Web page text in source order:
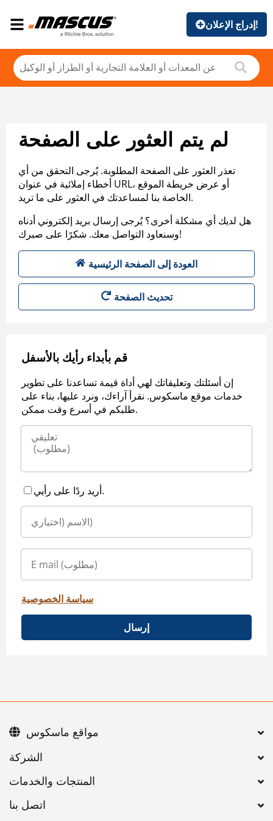
إدراج الإعلان!
لم يتم العثور على الصفحة
تعذر العثور على الصفحة المطلوبة. يُرجى التحقق من أي
أخطاء إملائية في عنوان URL، أو عرض خريطة الموقع
الخاصة بنا لمساعدتك في العثور على ما تريد.
هل لديك أي مشكلة أخرى؟ يُرجى إرسال بريد إلكتروني أدناه
وسنعاود التواصل معك. شكرًا على صبرك!
العودة إلى الصفحة الرئيسية
تحديث الصفحة
قم بأبداء رأيك بالأسفل
إن أسئلتك وتعليقاتك لهي أداة قيمة تساعدنا على تطوير
خدمات موقع ماسكوس. نقرأ آراءك، ونرد عليها، بناء على
طلبكم في أسرع وقت ممكن.
أريد ردًا على رأيي.
سياسة الخصوصية
إرسال
اتصل بنا
مواقع ماسكوس